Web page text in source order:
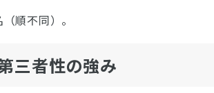
順不同）。
三者性の強み